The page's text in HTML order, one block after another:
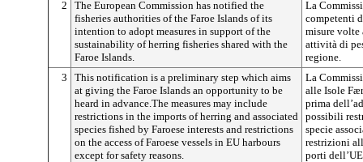
2
The European Commission has notified the
fisheries authorities of the Faroe Islands of its
intention to adopt measures in support of the
sustainability of herring fisheries shared with the
Faroe Islands.
La
competenti
misure volte
attività di
regione.
3
This notification is a preliminary step which aims
at giving the Faroe Islands an opportunity to be
heard in advance.The measures may include
restrictions in the imports of herring and associated
species fished by Faroese interests and restrictions
on the access of Faroese vessels in EU harbours
except for safety reasons.
La
alle Isole
prima
possibili
specie
restrizioni
porti